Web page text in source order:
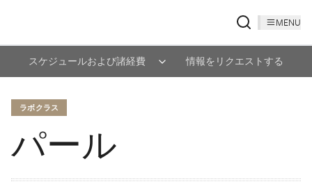
MENU
スケジュールおよび諸経費 情報をリクエストする
ラボクラス
パール